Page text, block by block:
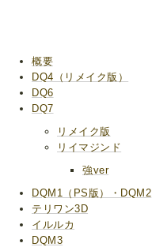
概要
DQ4（リメイク版）
DQ6
DQ7
リメイク版
リイマジンド
強ver
DQM1（PS版）・DQM2
テリワン3D
イルルカ
DQM3